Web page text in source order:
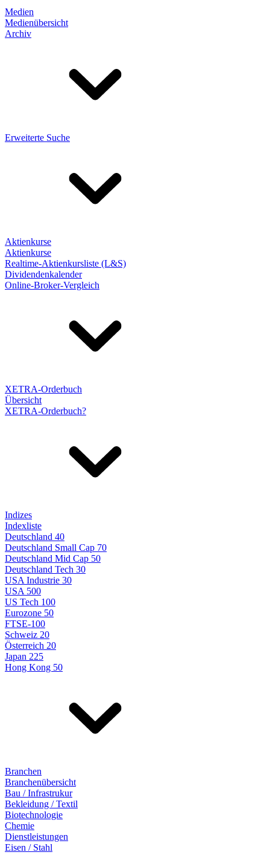
Medien
Medienübersicht
Archiv
Erweiterte Suche
Aktienkurse
Aktienkurse
Realtime-Aktienkursliste (L&S)
Dividendenkalender
Online-Broker-Vergleich
XETRA-Orderbuch
Übersicht
XETRA-Orderbuch?
Indizes
Indexliste
Deutschland 40
Deutschland Small Cap 70
Deutschland Mid Cap 50
Deutschland Tech 30
USA Industrie 30
USA 500
US Tech 100
Eurozone 50
FTSE-100
Schweiz 20
Österreich 20
Japan 225
Hong Kong 50
Branchen
Branchenübersicht
Bau / Infrastrukur
Bekleidung / Textil
Biotechnologie
Chemie
Dienstleistungen
Eisen / Stahl